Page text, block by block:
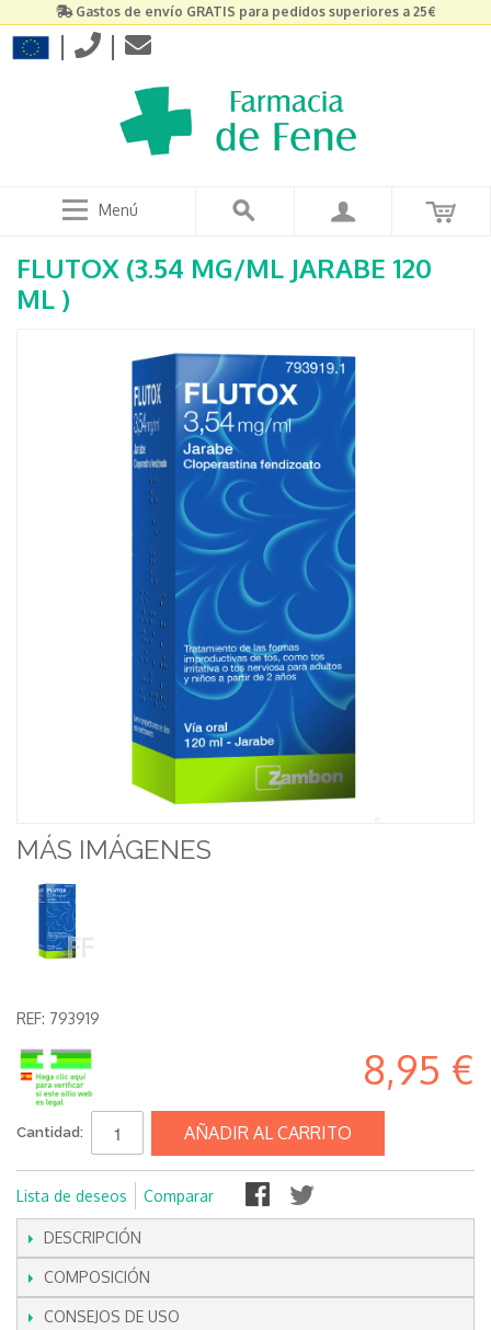
Gastos de envío GRATIS para pedidos superiores a 25€
| |
Menú
FLUTOX (3.54 MG/ML JARABE 120
ML )
MÁS IMÁGENES
REF: 793919
8,95 €
Cantidad: AÑADIR AL CARRITO
Lista de deseos Comparar
DESCRIPCIÓN
COMPOSICIÓN
CONSEJOS DE USO